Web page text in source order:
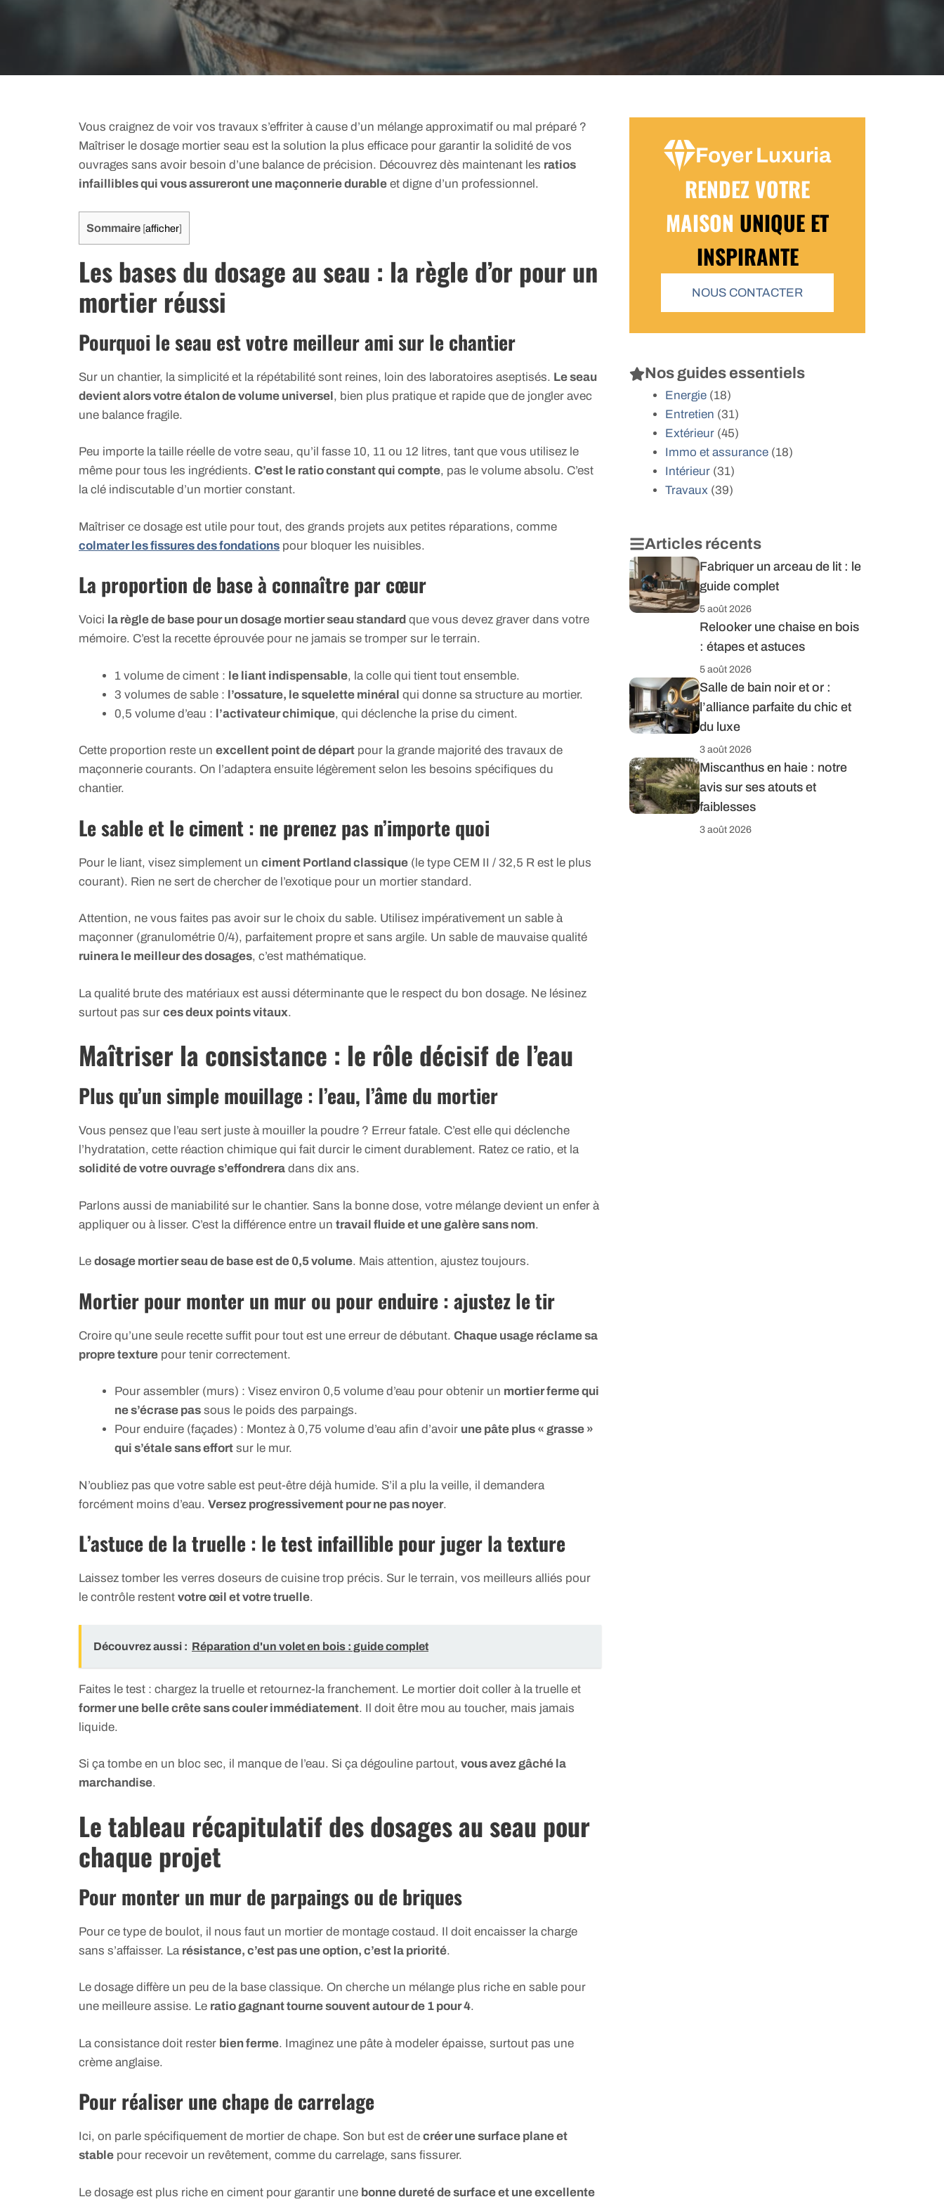
Vous craignez de voir vos travaux s’effriter à cause d’un mélange approximatif ou mal préparé ?
Maîtriser le dosage mortier seau est la solution la plus efficace pour garantir la solidité de vos
ouvrages sans avoir besoin d’une balance de précision. Découvrez dès maintenant les ratios
infaillibles qui vous assureront une maçonnerie durable et digne d’un professionnel.
Sommaire [afficher]
Les bases du dosage au seau : la règle d’or pour un
mortier réussi
Pourquoi le seau est votre meilleur ami sur le chantier
Sur un chantier, la simplicité et la répétabilité sont reines, loin des laboratoires aseptisés. Le seau
devient alors votre étalon de volume universel, bien plus pratique et rapide que de jongler avec
une balance fragile.
Peu importe la taille réelle de votre seau, qu’il fasse 10, 11 ou 12 litres, tant que vous utilisez le
même pour tous les ingrédients. C’est le ratio constant qui compte, pas le volume absolu. C’est
la clé indiscutable d’un mortier constant.
Maîtriser ce dosage est utile pour tout, des grands projets aux petites réparations, comme
colmater les fissures des fondations pour bloquer les nuisibles.
La proportion de base à connaître par cœur
Voici la règle de base pour un dosage mortier seau standard que vous devez graver dans votre
mémoire. C’est la recette éprouvée pour ne jamais se tromper sur le terrain.
1 volume de ciment : le liant indispensable, la colle qui tient tout ensemble.
3 volumes de sable : l’ossature, le squelette minéral qui donne sa structure au mortier.
0,5 volume d’eau : l’activateur chimique, qui déclenche la prise du ciment.
Cette proportion reste un excellent point de départ pour la grande majorité des travaux de
maçonnerie courants. On l’adaptera ensuite légèrement selon les besoins spécifiques du
chantier.
Le sable et le ciment : ne prenez pas n’importe quoi
Pour le liant, visez simplement un ciment Portland classique (le type CEM II / 32,5 R est le plus
courant). Rien ne sert de chercher de l’exotique pour un mortier standard.
Attention, ne vous faites pas avoir sur le choix du sable. Utilisez impérativement un sable à
maçonner (granulométrie 0/4), parfaitement propre et sans argile. Un sable de mauvaise qualité
ruinera le meilleur des dosages, c’est mathématique.
La qualité brute des matériaux est aussi déterminante que le respect du bon dosage. Ne lésinez
surtout pas sur ces deux points vitaux.
Maîtriser la consistance : le rôle décisif de l’eau
Plus qu’un simple mouillage : l’eau, l’âme du mortier
Vous pensez que l’eau sert juste à mouiller la poudre ? Erreur fatale. C’est elle qui déclenche
l’hydratation, cette réaction chimique qui fait durcir le ciment durablement. Ratez ce ratio, et la
solidité de votre ouvrage s’effondrera dans dix ans.
Parlons aussi de maniabilité sur le chantier. Sans la bonne dose, votre mélange devient un enfer à
appliquer ou à lisser. C’est la différence entre un travail fluide et une galère sans nom.
Le dosage mortier seau de base est de 0,5 volume. Mais attention, ajustez toujours.
Mortier pour monter un mur ou pour enduire : ajustez le tir
Croire qu’une seule recette suffit pour tout est une erreur de débutant. Chaque usage réclame sa
propre texture pour tenir correctement.
Pour assembler (murs) : Visez environ 0,5 volume d’eau pour obtenir un mortier ferme qui
ne s’écrase pas sous le poids des parpaings.
Pour enduire (façades) : Montez à 0,75 volume d’eau afin d’avoir une pâte plus « grasse »
qui s’étale sans effort sur le mur.
N’oubliez pas que votre sable est peut-être déjà humide. S’il a plu la veille, il demandera
forcément moins d’eau. Versez progressivement pour ne pas noyer.
L’astuce de la truelle : le test infaillible pour juger la texture
Laissez tomber les verres doseurs de cuisine trop précis. Sur le terrain, vos meilleurs alliés pour
le contrôle restent votre œil et votre truelle.
Découvrez aussi : Réparation d'un volet en bois : guide complet
Faites le test : chargez la truelle et retournez-la franchement. Le mortier doit coller à la truelle et
former une belle crête sans couler immédiatement. Il doit être mou au toucher, mais jamais
liquide.
Si ça tombe en un bloc sec, il manque de l’eau. Si ça dégouline partout, vous avez gâché la
marchandise.
Le tableau récapitulatif des dosages au seau pour
chaque projet
Pour monter un mur de parpaings ou de briques
Pour ce type de boulot, il nous faut un mortier de montage costaud. Il doit encaisser la charge
sans s’affaisser. La résistance, c’est pas une option, c’est la priorité.
Le dosage diffère un peu de la base classique. On cherche un mélange plus riche en sable pour
une meilleure assise. Le ratio gagnant tourne souvent autour de 1 pour 4.
La consistance doit rester bien ferme. Imaginez une pâte à modeler épaisse, surtout pas une
crème anglaise.
Pour réaliser une chape de carrelage
Ici, on parle spécifiquement de mortier de chape. Son but est de créer une surface plane et
stable pour recevoir un revêtement, comme du carrelage, sans fissurer.
Le dosage est plus riche en ciment pour garantir une bonne dureté de surface et une excellente
Foyer Luxuria
RENDEZ VOTRE
MAISON UNIQUE ET
INSPIRANTE
NOUS CONTACTER
Nos guides essentiels
Energie (18)
Entretien (31)
Extérieur (45)
Immo et assurance (18)
Intérieur (31)
Travaux (39)
Articles récents
Fabriquer un arceau de lit : le
guide complet
5 août 2026
Relooker une chaise en bois
: étapes et astuces
5 août 2026
Salle de bain noir et or :
l’alliance parfaite du chic et
du luxe
3 août 2026
Miscanthus en haie : notre
avis sur ses atouts et
faiblesses
3 août 2026